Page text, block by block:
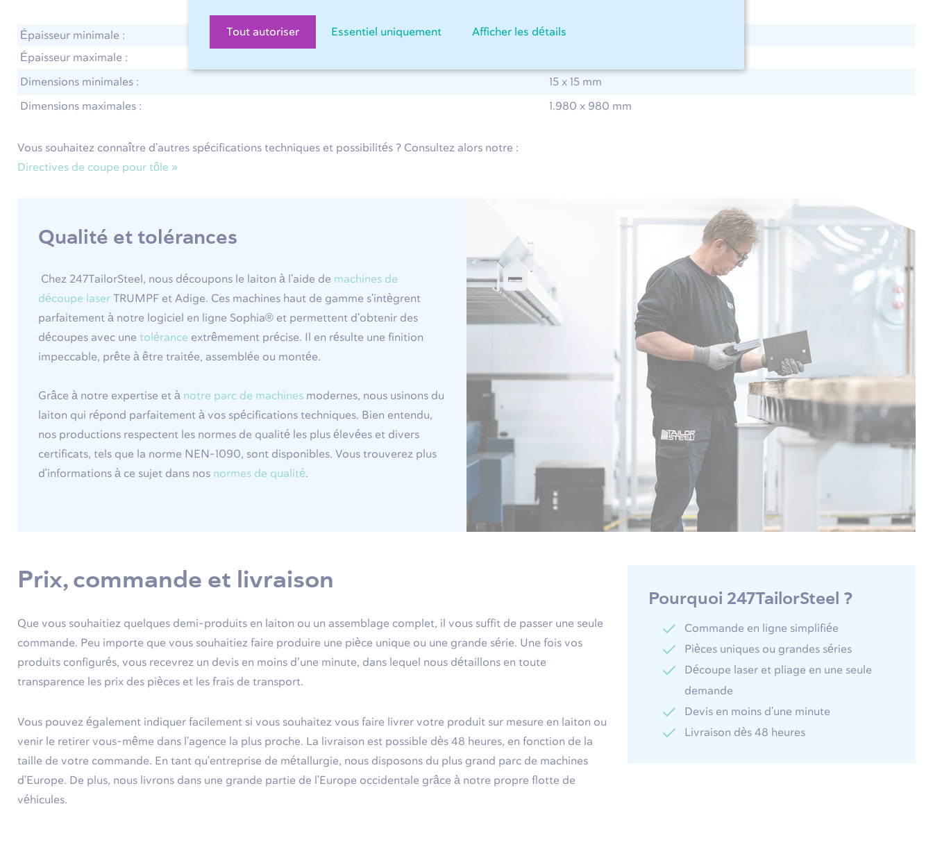
Tout autoriser Essentiel uniquement Afficher les détails
Épaisseur minimale :
1 mm
Épaisseur maximale :
Dimensions minimales : 15 x 15 mm
Dimensions maximales : 1.980 x 980 mm
Vous souhaitez connaître d'autres spécifications techniques et possibilités ? Consultez alors notre :
Directives de coupe pour tôle »
Qualité et tolérances
Chez 247TailorSteel, nous découpons le laiton à l'aide de machines de
découpe laser TRUMPF et Adige. Ces machines haut de gamme s'intègrent
parfaitement à notre logiciel en ligne Sophia® et permettent d'obtenir des
découpes avec unetolérance extrêmement précise. Il en résulte une finition
impeccable, prête à être traitée, assemblée ou montée.
Grâce à notre expertise et à notre parc de machines modernes, nous usinons du
laiton qui répond parfaitement à vos spécifications techniques. Bien entendu,
nos productions respectent les normes de qualité les plus élevées et divers
certificats, tels que la norme NEN-1090, sont disponibles. Vous trouverez plus
d'informations à ce sujet dans nos normes de qualité.
Prix, commande et livraison
Que vous souhaitiez quelques demi-produits en laiton ou un assemblage complet, il vous suffit de passer une seule
commande. Peu importe que vous souhaitiez faire produire une pièce unique ou une grande série. Une fois vos
produits configurés, vous recevrez un devis en moins d’une minute, dans lequel nous détaillons en toute
transparence les prix des pièces et les frais de transport.
Vous pouvez également indiquer facilement si vous souhaitez vous faire livrer votre produit sur mesure en laiton ou
venir le retirer vous-même dans l'agence la plus proche. La livraison est possible dès 48 heures, en fonction de la
taille de votre commande. En tant qu'entreprise de métallurgie, nous disposons du plus grand parc de machines
d'Europe. De plus, nous livrons dans une grande partie de l'Europe occidentale grâce à notre propre flotte de
véhicules.
Pourquoi 247TailorSteel ?
Commande en ligne simplifiée
Pièces uniques ou grandes séries
Découpe laser et pliage en une seule
demande
Devis en moins d'une minute
Livraison dès 48 heures